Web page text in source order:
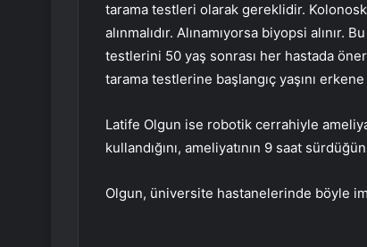
tarama testleri olarak gereklidir.
alınmalıdır. Alınamıyorsa biyopsi
testlerini 50 yaş sonrası her hastada
tarama testlerine başlangıç yaşını
Latife Olgun ise robotik cerrahiyle
kullandığını, ameliyatının 9 saat
Olgun, üniversite hastanelerinde böyle